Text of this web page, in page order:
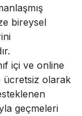
bireysel
içi ve online
ücretsiz olarak
geçmeleri